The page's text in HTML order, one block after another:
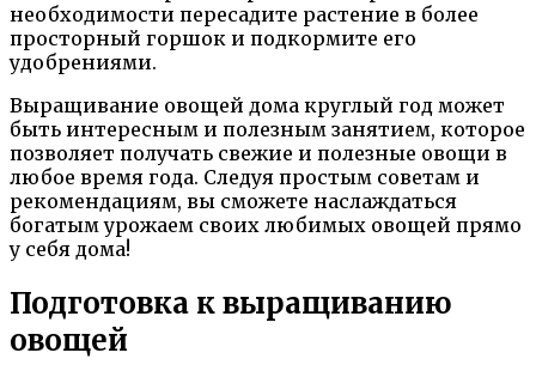
необходимости пересадите растение в более
просторный горшок и подкормите его
удобрениями.
Выращивание овощей дома круглый год может
быть интересным и полезным занятием, которое
позволяет получать свежие и полезные овощи в
любое время года. Следуя простым советам и
рекомендациям, вы сможете наслаждаться
богатым урожаем своих любимых овощей прямо
у себя дома!
Подготовка к выращиванию
овощей